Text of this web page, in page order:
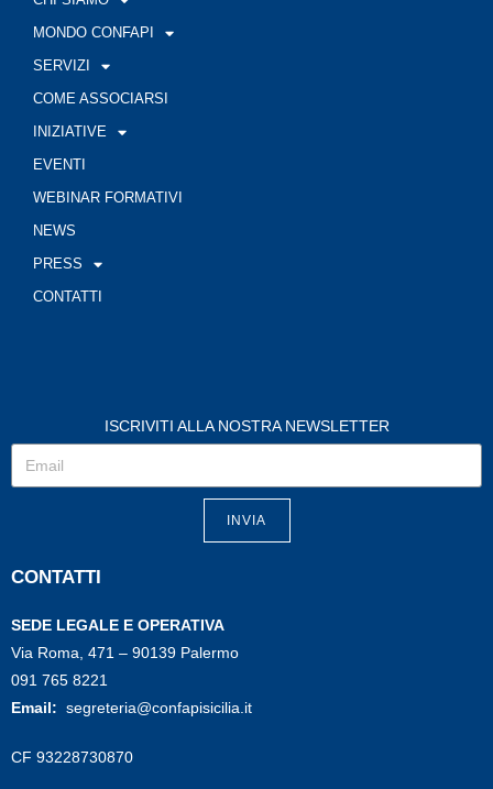
MONDO CONFAPI
SERVIZI
COME ASSOCIARSI
INIZIATIVE
EVENTI
WEBINAR FORMATIVI
NEWS
PRESS
CONTATTI
ISCRIVITI ALLA NOSTRA NEWSLETTER
INVIA
CONTATTI
SEDE LEGALE E OPERATIVA
Via Roma, 471 – 90139 Palermo
091 765 8221
Email: segreteria@confapisicilia.it
CF 93228730870